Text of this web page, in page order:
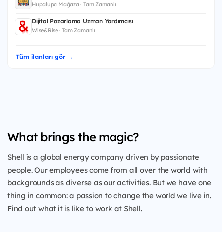
Hupalupa Mağaza · Tam Zamanlı
Dijital Pazarlama Uzman Yardımcısı
Wise&Rise · Tam Zamanlı
Tüm ilanları gör →
What brings the magic?
Shell is a global energy company driven by passionate
people. Our employees come from all over the world with
backgrounds as diverse as our activities. But we have one
thing in common: a passion to change the world we live in.
Find out what it is like to work at Shell.